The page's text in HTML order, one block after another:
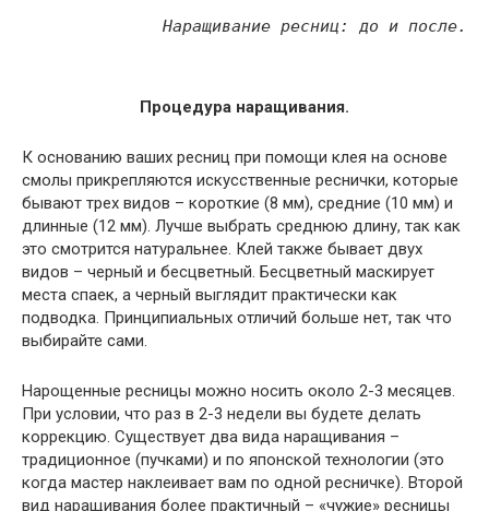
Наращивание ресниц: до и после.
Процедура наращивания.
К основанию ваших ресниц при помощи клея на основе
смолы прикрепляются искусственные реснички, которые
бывают трех видов – короткие (8 мм), средние (10 мм) и
длинные (12 мм). Лучше выбрать среднюю длину, так как
это смотрится натуральнее. Клей также бывает двух
видов – черный и бесцветный. Бесцветный маскирует
места спаек, а черный выглядит практически как
подводка. Принципиальных отличий больше нет, так что
выбирайте сами.
Нарощенные ресницы можно носить около 2-3 месяцев.
При условии, что раз в 2-3 недели вы будете делать
коррекцию. Существует два вида наращивания –
традиционное (пучками) и по японской технологии (это
когда мастер наклеивает вам по одной ресничке). Второй
вид наращивания более практичный – «чужие» ресницы